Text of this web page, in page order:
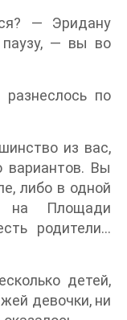
— Эридану
— вы во
по
из вас,
вариантов. Вы
либо в одной
на Площади
родители…
детей,
девочки, ни